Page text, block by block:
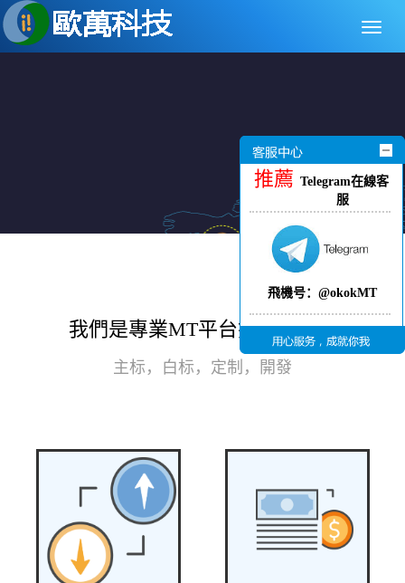
切
我們是專業MT平台搭建服務商
主标，白标，定制，開發
推薦 Telegram在線客
服
飛機号：@okokMT